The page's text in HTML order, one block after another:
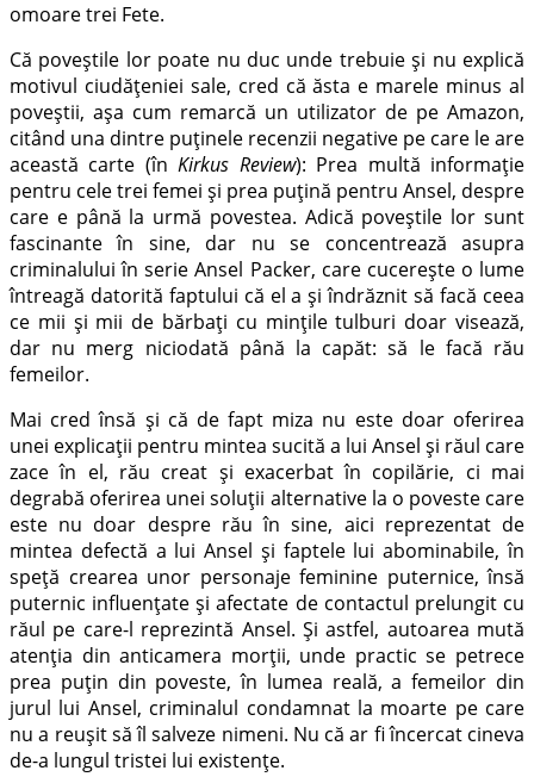
omoare trei Fete.
Că poveștile lor poate nu duc unde trebuie și nu explică
motivul ciudățeniei sale, cred că ăsta e marele minus al
poveștii, așa cum remarcă un utilizator de pe Amazon,
citând una dintre puținele recenzii negative pe care le are
această carte (înKirkus Review): Prea multă informație
pentru cele trei femei și prea puțină pentru Ansel, despre
care e până la urmă povestea. Adică poveștile lor sunt
fascinante în sine, dar nu se concentrează asupra
criminalului în serie Ansel Packer, care cucerește o lume
întreagă datorită faptului că el a și îndrăznit să facă ceea
ce mii și mii de bărbați cu mințile tulburi doar visează,
dar nu merg niciodată până la capăt: să le facă rău
femeilor.
Mai cred însă și că de fapt miza nu este doar oferirea
unei explicații pentru mintea sucită a lui Ansel și răul care
zace în el, rău creat și exacerbat în copilărie, ci mai
degrabă oferirea unei soluții alternative la o poveste care
este nu doar despre rău în sine, aici reprezentat de
mintea defectă a lui Ansel și faptele lui abominabile, în
speță crearea unor personaje feminine puternice, însă
puternic influențate și afectate de contactul prelungit cu
răul pe care-l reprezintă Ansel. Și astfel, autoarea mută
atenția din anticamera morții, unde practic se petrece
prea puțin din poveste, în lumea reală, a femeilor din
jurul lui Ansel, criminalul condamnat la moarte pe care
nu a reușit să îl salveze nimeni. Nu că ar fi încercat cineva
de-a lungul tristei lui existențe.